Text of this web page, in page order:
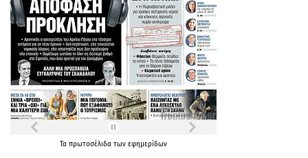
Τα πρωτοσέλιδα των εφημερίδων